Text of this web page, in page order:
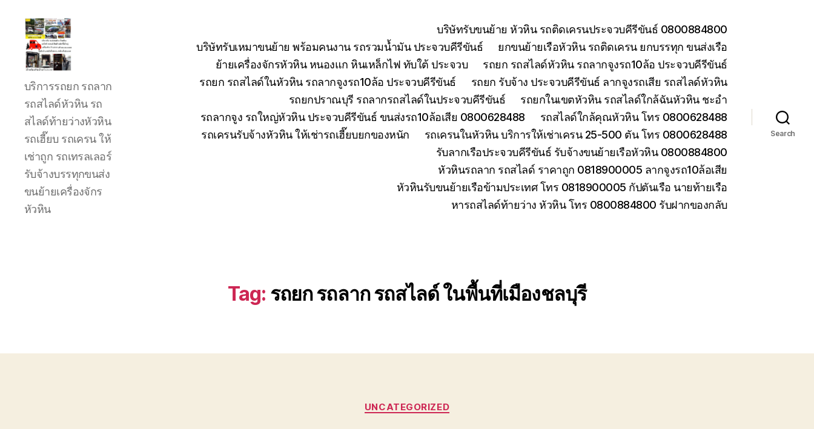
ลาก
รถ
สไลด์
เขต
หัวหิน
24
ชั่วโมง
ติดต่อ
โทร
บริการรถยก รถลาก
รถสไลด์หัวหิน รถ
สไลด์ท้ายว่างหัวหิน
รถเฮี๊ยบ รถเครน ให้
เช่าถูก รถเทรลเลอร์
รับจ้างบรรทุกขนส่ง
ขนย้ายเครื่องจักร
หัวหิน
บริษัทรับขนย้าย หัวหิน รถติดเครนประจวบคีรีขันธ์ 0800884800
บริษัทรับเหมาขนย้าย พร้อมคนงาน รถรวมน้ำมัน ประจวบคีรีขันธ์
ยกขนย้ายเรือหัวหิน รถติดเครน ยกบรรทุก ขนส่งเรือ
ย้ายเครื่องจักรหัวหิน หนองแก หินเหล็กไฟ ทับใต้ ประจวบ
รถยก รถสไลด์หัวหิน รถลากจูงรถ10ล้อ ประจวบคีรีขันธ์
รถยก รถสไลด์ในหัวหิน รถลากจูงรถ10ล้อ ประจวบคีรีขันธ์
รถยก รับจ้าง ประจวบคีรีขันธ์ ลากจูงรถเสีย รถสไลด์หัวหิน
รถยกปราณบุรี รถลากรถสไลด์ในประจวบคีรีขันธ์
รถยกในเขตหัวหิน รถสไลด์ใกล้ฉันหัวหิน ชะอำ
รถลากจูง รถใหญ่หัวหิน ประจวบคีรีขันธ์ ขนส่งรถ10ล้อเสีย 0800628488
รถสไลด์ใกล้คุณหัวหิน โทร 0800628488
รถเครนรับจ้างหัวหิน ให้เช่ารถเฮี๊ยบยกของหนัก
รถเครนในหัวหิน บริการให้เช่าเครน 25-500 ตัน โทร 0800628488
รับลากเรือประจวบคีรีขันธ์ รับจ้างขนย้ายเรือหัวหิน 0800884800
หัวหินรถลาก รถสไลด์ ราคาถูก 0818900005 ลากจูงรถ10ล้อเสีย
หัวหินรับขนย้ายเรือข้ามประเทศ โทร 0818900005 กัปตันเรือ นายท้ายเรือ
หารถสไลด์ท้ายว่าง หัวหิน โทร 0800884800 รับฝากของกลับ
Search
Tag: รถยก รถลาก รถสไลด์ ในพื้นที่เมืองชลบุรี
Categories
UNCATEGORIZED